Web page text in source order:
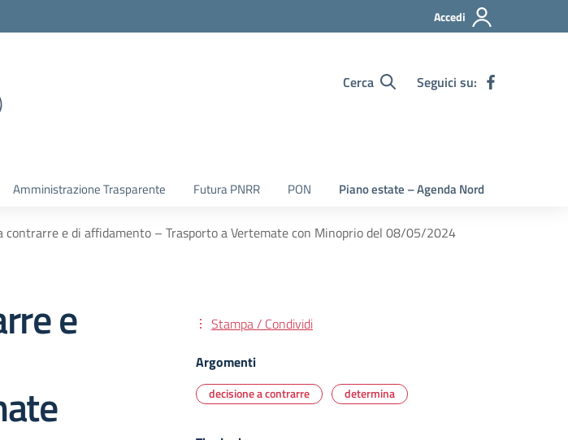
Accedi
Cerca Seguici su:
Amministrazione Trasparente Futura PNRR PON Piano estate – Agenda Nord
contrarre e di affidamento – Trasporto a Vertemate con Minoprio del 08/05/2024
e
Stampa / Condividi
Argomenti
decisione a contrarre determina